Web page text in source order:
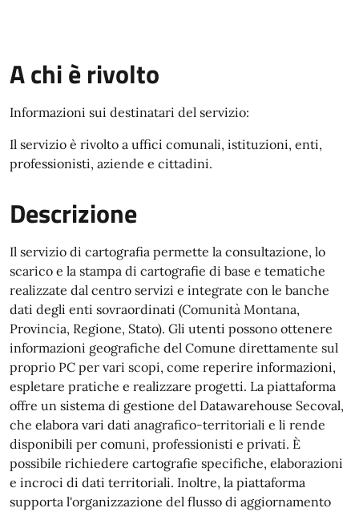
A chi è rivolto
Informazioni sui destinatari del servizio:
Il servizio è rivolto a uffici comunali, istituzioni, enti,
professionisti, aziende e cittadini.
Descrizione
Il servizio di cartografia permette la consultazione, lo
scarico e la stampa di cartografie di base e tematiche
realizzate dal centro servizi e integrate con le banche
dati degli enti sovraordinati (Comunità Montana,
Provincia, Regione, Stato). Gli utenti possono ottenere
informazioni geografiche del Comune direttamente sul
proprio PC per vari scopi, come reperire informazioni,
espletare pratiche e realizzare progetti. La piattaforma
offre un sistema di gestione del Datawarehouse Secoval,
che elabora vari dati anagrafico-territoriali e li rende
disponibili per comuni, professionisti e privati. È
possibile richiedere cartografie specifiche, elaborazioni
e incroci di dati territoriali. Inoltre, la piattaforma
supporta l'organizzazione del flusso di aggiornamento